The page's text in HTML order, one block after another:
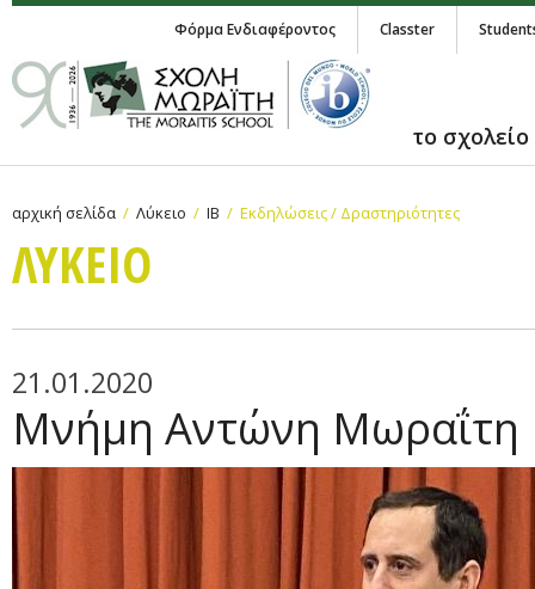
Φόρμα Ενδιαφέροντος Classter
το σχολείο
αρχική σελίδα Λύκειο IB Εκδηλώσεις / Δραστηριότητες
ΛΥΚΕΙΟ
21.01.2020
Μνήμη Αντώνη Μωραΐτη